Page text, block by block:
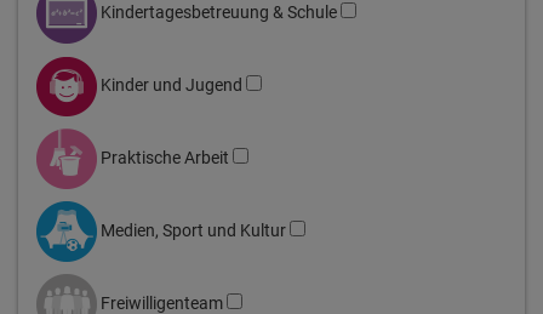
Kindertagesbetreuung & Schule
Kinder und Jugend
Praktische Arbeit
Medien, Sport und Kultur
Freiwilligenteam